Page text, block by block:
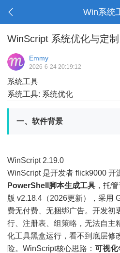
Win系统
WinScript 系统优化与定制
Emmy
2026-6-24 20:19:12
系统工具
系统工具: 系统优化
一、软件背景
WinScript 2.19.0
WinScript 是开发者 flick9000 开
PowerShell脚本生成工具 ，托
版 v2.18.4（2026更新），采用
费无付费、无捆绑广告。开发初
行、注册表、组策略，无法自主
化工具黑盒运行，看不到底层修
险。WinScript核心思路： 可视